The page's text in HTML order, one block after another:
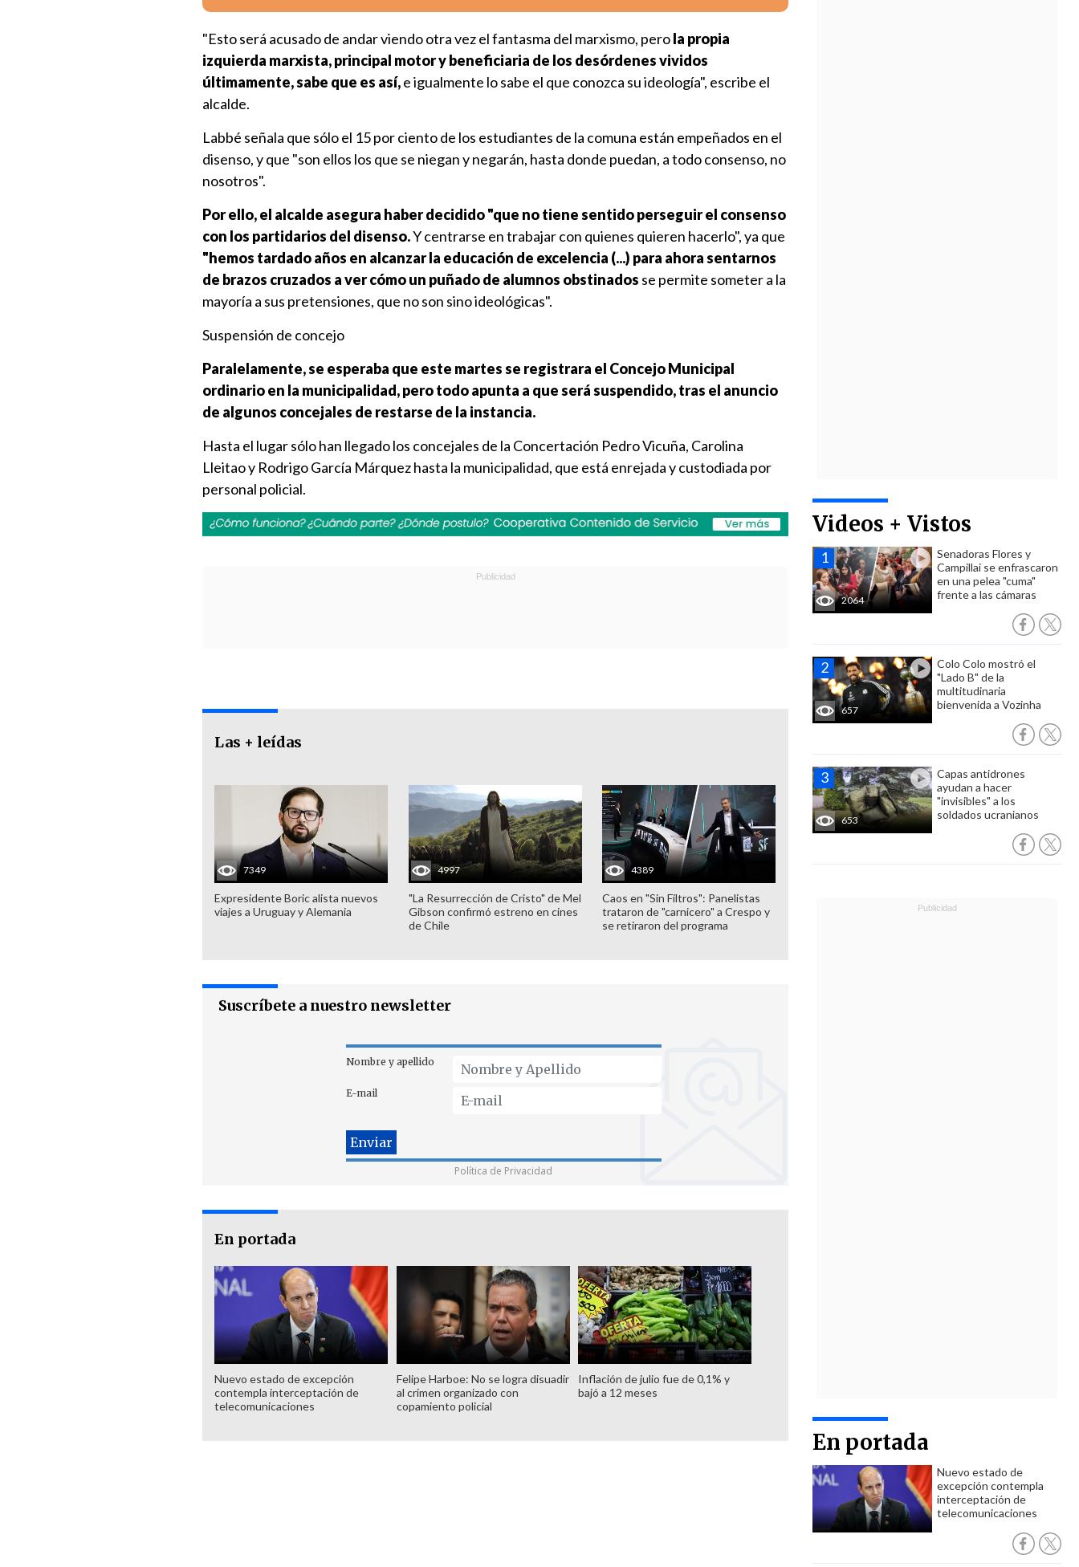
Videos + Vistos
2064
Senadoras Flores y
Campillai se enfrascaron
en una pelea "cuma"
frente a las cámaras
657
Colo Colo mostró el
"Lado B" de la
multitudinaria
bienvenida a Vozinha
653
Capas antidrones
ayudan a hacer
"invisibles" a los
soldados ucranianos
En portada
Nuevo estado de
excepción contempla
interceptación de
telecomunicaciones
"Esto será acusado de andar viendo otra vez el fantasma del marxismo, perola propia
izquierda marxista, principal motor y beneficiaria de los desórdenes vividos
últimamente, sabe que es así,e igualmente lo sabe el que conozca su ideología", escribe el
alcalde.
Labbé señala que sólo el 15 por ciento de los estudiantes de la comuna están empeñados en el
disenso, y que "son ellos los que se niegan y negarán, hasta donde puedan, a todo consenso, no
nosotros".
Por ello, el alcalde asegura haber decidido "que no tiene sentido perseguir el consenso
con los partidarios del disenso.Y centrarse en trabajar con quienes quieren hacerlo", ya que
"hemos tardado años en alcanzar la educación de excelencia (...) para ahora sentarnos
de brazos cruzados a ver cómo un puñado de alumnos obstinados se permite someter a la
mayoría a sus pretensiones, que no son sino ideológicas".
Suspensión de concejo
Paralelamente, se esperaba que este martes se registrara el Concejo Municipal
ordinario en la municipalidad, pero todo apunta a que será suspendido, tras el anuncio
de algunos concejales de restarse de la instancia.
Hasta el lugar sólo han llegado los concejales de la Concertación Pedro Vicuña, Carolina
Lleitao y Rodrigo García Márquez hasta la municipalidad, que está enrejada y custodiada por
personal policial.
Las + leídas
7349
Expresidente Boric alista nuevos
viajes a Uruguay y Alemania
4997
"La Resurrección de Cristo" de Mel
Gibson confirmó estreno en cines
de Chile
4389
Caos en "Sin Filtros": Panelistas
trataron de "carnicero" a Crespo y
se retiraron del programa
Suscríbete a nuestro newsletter
Nombre y apellido
E-mail
Política de Privacidad
En portada
Nuevo estado de excepción
contempla interceptación de
telecomunicaciones
Felipe Harboe: No se logra disuadir
al crimen organizado con
copamiento policial
Inflación de julio fue de 0,1% y
bajó a 12 meses